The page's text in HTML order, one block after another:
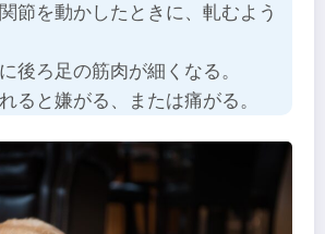
関節を動かしたときに、軋むよう
後ろ足の筋肉が細くなる。
ると嫌がる、または痛がる。